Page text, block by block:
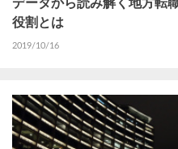
データから読み解く地方転
役割とは
2019/10/16